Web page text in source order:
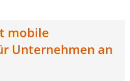
mobile
Unternehmen an